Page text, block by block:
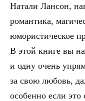
Натали Лансон,
романтика,
юмористическое
В этой книге вы
и одну очень
за свою любовь,
особенно если это